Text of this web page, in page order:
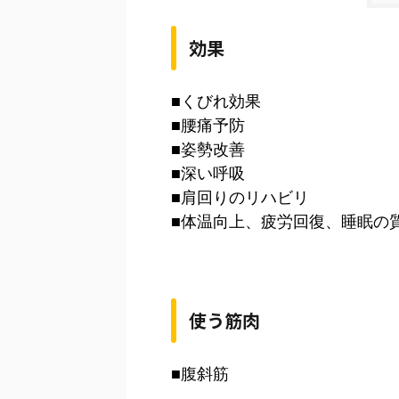
効果
■くびれ効果
■腰痛予防
■姿勢改善
■深い呼吸
■肩回りのリハビリ
■体温向上、疲労回復、睡眠の
使う筋肉
■腹斜筋